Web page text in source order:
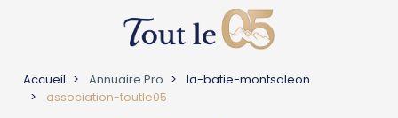
Accueil Annuaire Pro
la-batie-montsaleon
association-toutle05